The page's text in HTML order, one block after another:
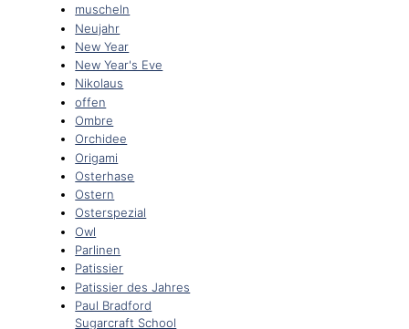
muscheln
Neujahr
New Year
New Year's Eve
Nikolaus
offen
Ombre
Orchidee
Origami
Osterhase
Ostern
Osterspezial
Owl
Parlinen
Patissier
Patissier des Jahres
Paul Bradford
Sugarcraft School